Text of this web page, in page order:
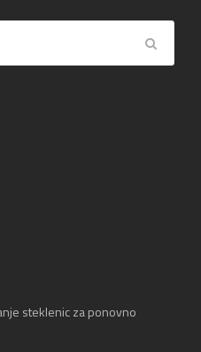
steklenic za ponovno